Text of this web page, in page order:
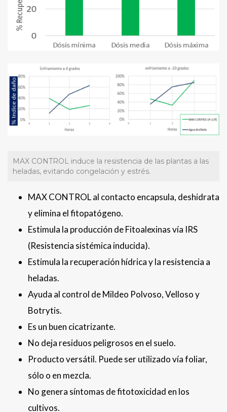
MAX CONTROL induce la resistencia de las plantas a las
heladas, evitando congelación y estrés.
MAX CONTROL al contacto encapsula, deshidrata
y elimina el fitopatógeno.
Estimula la producción de Fitoalexinas vía IRS
(Resistencia sistémica inducida).
Estimula la recuperación hídrica y la resistencia a
heladas.
Ayuda al control de Mildeo Polvoso, Velloso y
Botrytis.
Es un buen cicatrizante.
No deja residuos peligrosos en el suelo.
Producto versátil. Puede ser utilizado vía foliar,
sólo o en mezcla.
No genera síntomas de fitotoxicidad en los
cultivos.